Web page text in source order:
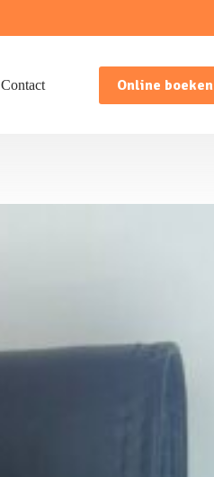
Contact Online boeken